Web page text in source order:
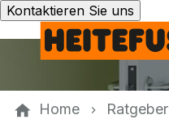
Kontaktieren Sie uns
Home Ratgeber